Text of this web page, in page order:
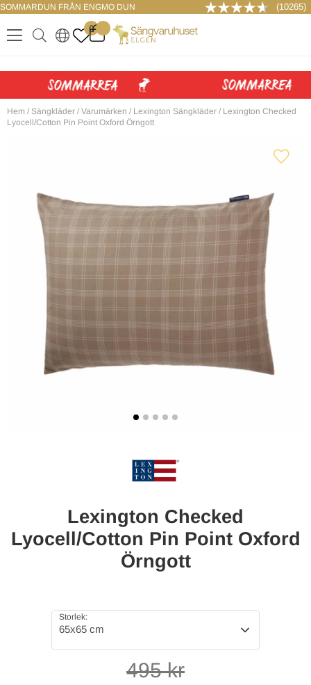
SOMMARDUN FRÅN ENGMO DUN (10265)
.
0
. ..
LOGGA IN
Hem / Sängkläder / Varumärken / Lexington Sängkläder / Lexington Checked
Lyocell/Cotton Pin Point Oxford Örngott
Lexington Checked
Lyocell/Cotton Pin Point Oxford
Örngott
Storlek:
65x65 cm
495kr